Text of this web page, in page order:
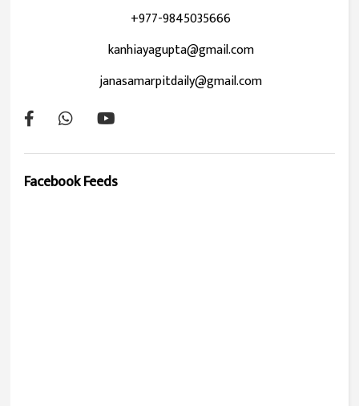
+977-9845035666
kanhiayagupta@gmail.com
janasamarpitdaily@gmail.com
Facebook Feeds